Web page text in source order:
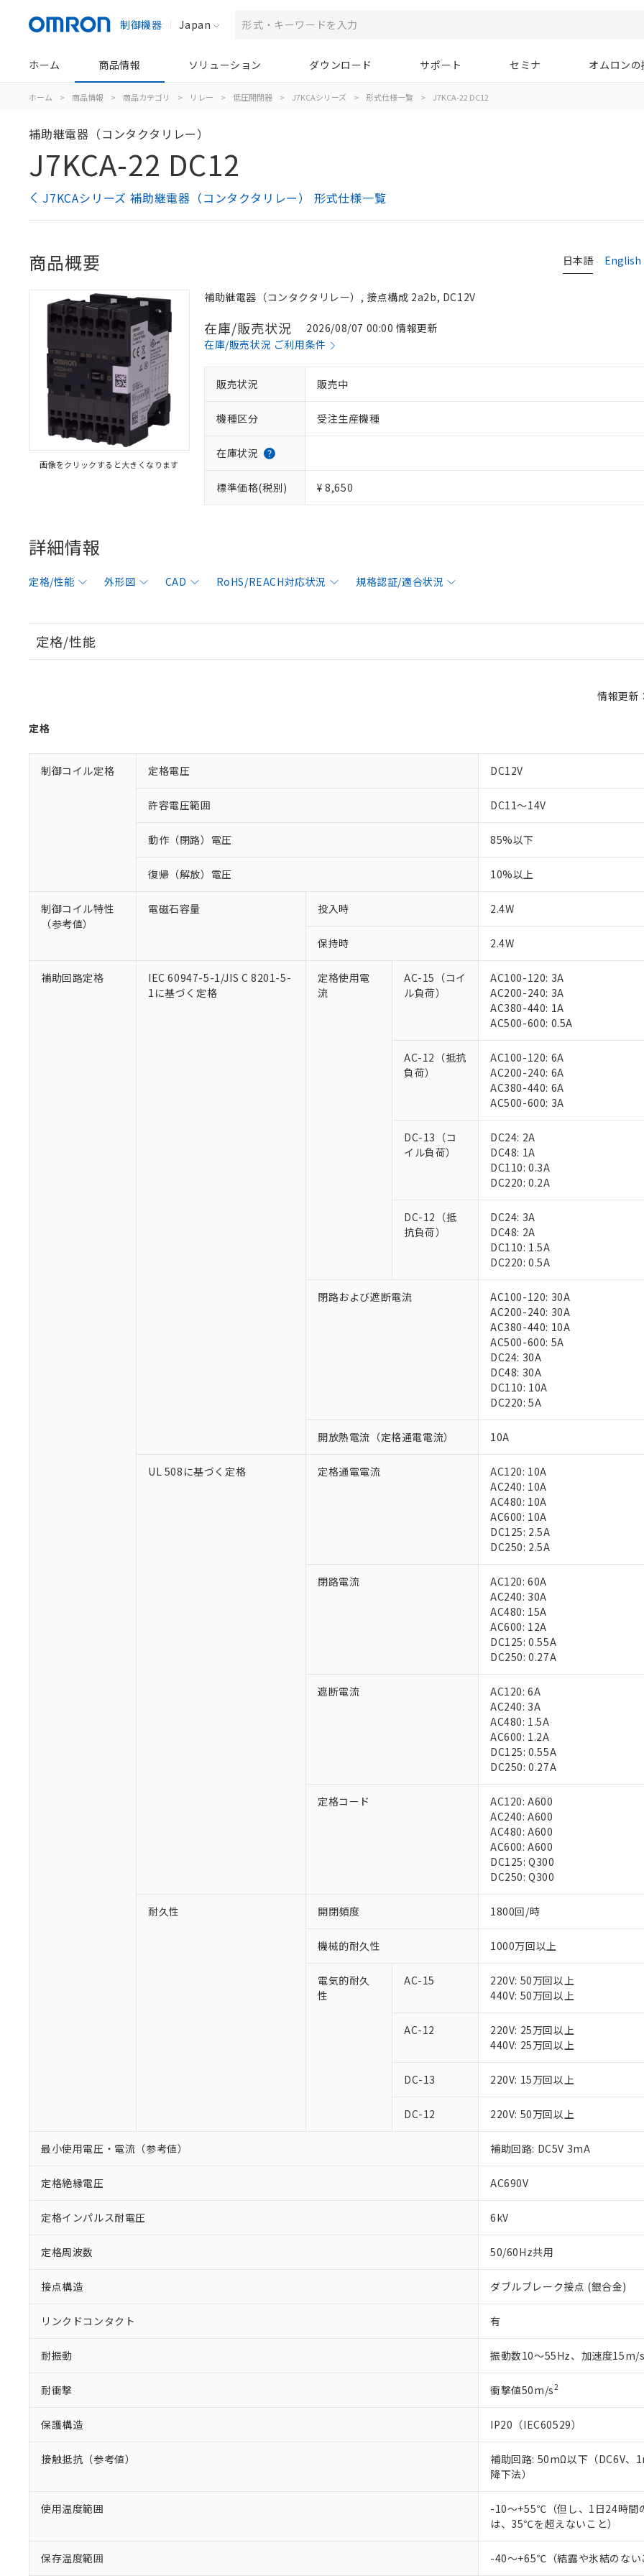
制御機器 Japan
ホーム 商品情報 ソリューション ダウンロード サポート セミナ オムロン
ホーム > 商品情報 > 商品カテゴリ > リレー > 低圧開閉器 > J7KCAシリーズ > 形式仕様一覧 > J7KCA-22 DC12
補助継電器（コンタクタリレー）
J7KCA-22 DC12
J7KCAシリーズ 補助継電器（コンタクタリレー） 形式仕様一覧
日本語 English
商品概要
画像をクリックすると大きくなります
補助継電器（コンタクタリレー）, 接点構成 2a2b, DC12V
在庫/販売状況
2026/08/07 00:00 情報更新
在庫/販売状況 ご利用条件
販売状況 販売中
機種区分 受注生産機種
在庫状況
標準価格(税別) ¥ 8,650
詳細情報
定格/性能 外形図 CAD RoHS/REACH対応状況 規格認証/適合状況
定格/性能
情報更新
定格
制御コイル定格 定格電圧 DC12V
許容電圧範囲 DC11～14V
動作（閉路）電圧 85%以下
復帰（解放）電圧 10%以上
制御コイル特性
（参考値）
電磁石容量 投入時 2.4W
保持時 2.4W
補助回路定格
IEC 60947-5-1/JIS C 8201-5-
1に基づく定格
定格使用電
流
AC-15（コイ
ル負荷）
AC100-120: 3A
AC200-240: 3A
AC380-440: 1A
AC500-600: 0.5A
AC-12（抵抗
負荷）
AC100-120: 6A
AC200-240: 6A
AC380-440: 6A
AC500-600: 3A
DC-13（コ
イル負荷）
DC24: 2A
DC48: 1A
DC110: 0.3A
DC220: 0.2A
DC-12（抵
抗負荷）
DC24: 3A
DC48: 2A
DC110: 1.5A
DC220: 0.5A
閉路および遮断電流
AC100-120: 30A
AC200-240: 30A
AC380-440: 10A
AC500-600: 5A
DC24: 30A
DC48: 30A
DC110: 10A
DC220: 5A
開放熱電流（定格通電電流） 10A
UL 508に基づく定格 定格通電電流
AC120: 10A
AC240: 10A
AC480: 10A
AC600: 10A
DC125: 2.5A
DC250: 2.5A
閉路電流
AC120: 60A
AC240: 30A
AC480: 15A
AC600: 12A
DC125: 0.55A
DC250: 0.27A
遮断電流
AC120: 6A
AC240: 3A
AC480: 1.5A
AC600: 1.2A
DC125: 0.55A
DC250: 0.27A
定格コード
AC120: A600
AC240: A600
AC480: A600
AC600: A600
DC125: Q300
DC250: Q300
耐久性 開閉頻度 1800回/時
機械的耐久性 1000万回以上
電気的耐久
性
AC-15
220V: 50万回以上
440V: 50万回以上
AC-12
220V: 25万回以上
440V: 25万回以上
DC-13 220V: 15万回以上
DC-12 220V: 50万回以上
最小使用電圧・電流（参考値） 補助回路: DC5V 3mA
定格絶縁電圧 AC690V
定格インパルス耐電圧 6kV
定格周波数 50/60Hz共用
接点構造 ダブルブレーク接点 (銀合金)
リンクドコンタクト 有
耐振動 振動数10～55Hz、加速度15m/
耐衝撃 衝撃値50m/s2
保護構造 IP20（IEC60529）
接触抵抗（参考値）
補助回路: 50mΩ以下（DC6V、
降下法）
使用温度範囲
-10～+55℃（但し、1日24時間
は、35℃を超えないこと）
保存温度範囲 -40～+65℃（結露や氷結のない
ご利用条件
以下の条件をお読みいただき、同意のうえご利用ください。
本サービスは、当社制御機器事業取扱商品の当社在庫状況および標準価格(税抜)を
当社制御機器事業取扱商品の中には、本サービスの対象外となる商品もあること
在庫状況および標準価格照会結果は、記載している更新日時点での社内データに
のであり、閲覧された時点での実際の在庫および標準価格とは異なる場合がある
正式な納期状況および標準価格はお客様のお取引先、またはお客様担当のオムロ
販売ネットワーク
マイパーツ機能（部品リスト作成サービス）をご利用いただくには、I-Webメンバ
お客様が当ウェブサイト上で当社にご登録された部品リストについて、当社およ
が、当社の製品・サービスに関するお客様との取引・商談に必要な範囲で利用す
"個人情報の共同利用に関して"
の「1.共同利用者の
いる法人を指します。
対応済み：EU RoHS指令（10物質）の非含有に対応した製品が提供可能な商品です
対応予定：EU RoHS指令（10物質）の非含有に対応した製品に切り替える予定のある商
対応予定なし：EU RoHS指令（10物質）の非含有に非対応の商品で、対応品を出す予
調査・確認中：EU RoHS指令（10物質）の非含有の対応状況を調査中または確認中の商
非該当品：ライセンス料など無形物で、有害物質有無と関係のない商品です。
仕入先様の事情により、非含有部品としていたものが、含有品と判明した場合などやむ
鉛(Pb) 1000ppm以下、 水銀(Hg) 1000ppm以下、 カドミウム(Cd) 100ppm以下、
六価クロム(Cr(Ⅵ)) 1000ppm以下、ポリ臭化ビフェニル類(PBB) 1000ppm以下、ポリ臭化ジフェニルエーテル類
フタル酸ビス(2-エチルヘキシル) (DEHP)(別名：DOP) 1000ppm以下、フタル酸ブチルベンジル（BBP）
ル（DBP） 1000ppm以下、フタル酸ジイソブチル (DIBP) 1000ppm以下
但し、RoHS指令で産業用監視および制御機器に対する適用除外項目は除く。
フタル酸エステル類の４物質については閾値を超える意図的な使用がないことを確認しています。
下記の非含有証明書をダウンロードすることができます。
EU RoHS指令（10物質）の非含有証明書
※本証明書は発行日時点で非含有を証明するもので、過去に遡って非含有を証明するも
また、RoHS指令のフタル酸エステル類４物質の対応では、対応完了までの期間は出
混在することから備考欄に対応日を記載しておりました。
既に当社にて対応品への在庫切替を完了していることから、特段のことがない限り、
「○」：最大均質材料含有率が中国RoHSの基準値以下であることを示します。
「×」：最大均質材料含有率が中国RoHSの基準値を超えていることを示します。
「－」：未確認です。当社販売部門へお問い合わせください。
*中国RoHS10物質の基準値 (GB/T26572)：
Pb(鉛) :1000ppm、 Hg(水銀) : 1000ppm、 Cd(カドミウム) : 100ppm、
Cr(Ⅵ)(六価クロム) : 1000ppm、 PBBs(ポリ臭化ビフェニル類) : 1000ppm、 PBDEs(ポリ臭化ジフェニルエーテ
DBP(フタル酸ジブチル) : 1000ppm、 DIBP(フタル酸ジイソブチル) : 1000ppm、 BBP(フタル酸ブチルベンジル)
「ｅ」：有害物質（10物質）のすべてが基準値以下であることを示します。
「10」：通常の使用状況下において有害物質が外部に漏えいし、環境に深刻な影響を及
「－」：未確認です。当社販売部門へお問い合わせください。
当社は、これら貴社製品のうち、外国為替および外国貿易法に定める商品（以下｢
う）を輸出または国外への提供する場合は、日本国政府の輸出許可(または役務取
などの必要な手続きをとります。
当社は規制貨物を破棄する場合は、完全に破砕するなど、違法に輸出されないよ
当社は貴社製品を、核兵器、ミサイル、化学兵器、生物兵器またはその他武器並
当社は、貴社製品を第三者に販売する場合は、上記1、2および3の内容を当該第三
在庫なし(最新の在庫状況については、お客様のお取引先、またはお客様担当
機器販売店・当社販売員にご確認ください)
受注生産機種、また在庫状況の情報を公開していない機種